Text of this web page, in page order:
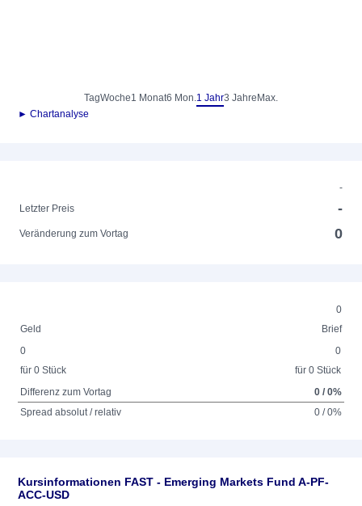
TagWoche1 Monat6 Mon.1 Jahr3 Jahre Max.
► Chartanalyse
-
Letzter Preis
-
Veränderung zum Vortag 0
0
Geld
Brief
0
für 0 Stück
0
für 0 Stück
Differenz zum Vortag
0 / 0%
Spread absolut / relativ
0 / 0%
Kursinformationen FAST - Emerging Markets Fund A-PF-
ACC-USD